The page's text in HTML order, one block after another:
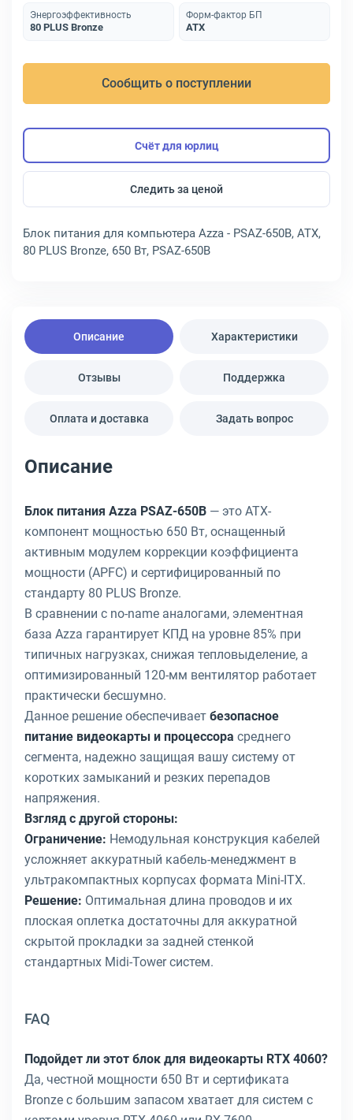
Энергоэффективность
80 PLUS Bronze
Форм-фактор БП
ATX
Сообщить о поступлении
Счёт для юрлиц
Следить за ценой
Блок питания для компьютера Azza - PSAZ-650B, ATX,
80 PLUS Bronze, 650 Вт, PSAZ-650B
Описание Характеристики
Отзывы Поддержка
Оплата и доставка Задать вопрос
Описание
Блок питания Azza PSAZ-650B — это ATX-
компонент мощностью 650 Вт, оснащенный
активным модулем коррекции коэффициента
мощности (APFC) и сертифицированный по
стандарту 80 PLUS Bronze.
В сравнении с no-name аналогами, элементная
база Azza гарантирует КПД на уровне 85% при
типичных нагрузках, снижая тепловыделение, а
оптимизированный 120-мм вентилятор работает
практически бесшумно.
Данное решение обеспечивает безопасное
питание видеокарты и процессора среднего
сегмента, надежно защищая вашу систему от
коротких замыканий и резких перепадов
напряжения.
Взгляд с другой стороны:
Ограничение: Немодульная конструкция кабелей
усложняет аккуратный кабель-менеджмент в
ультракомпактных корпусах формата Mini-ITX.
Решение: Оптимальная длина проводов и их
плоская оплетка достаточны для аккуратной
скрытой прокладки за задней стенкой
стандартных Midi-Tower систем.
FAQ
Подойдет ли этот блок для видеокарты RTX 4060?
Да, честной мощности 650 Вт и сертификата
Bronze с большим запасом хватает для систем с